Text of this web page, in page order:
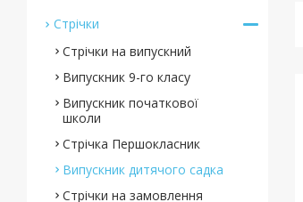
Стрічки
Стрічки на випускний
Випускник 9-го класу
Випускник початкової
школи
Стрічка Першокласник
Випускник дитячого садка
Стрічки на замовлення